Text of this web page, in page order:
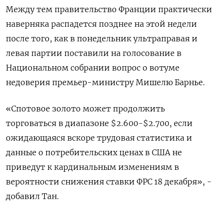
Между тем правительство Франции практически
наверняка распадется позднее на этой недели
после того, как в понедельник ультраправая и
левая партии поставили на голосование в
Национальном собрании вопрос о вотуме
недоверия премьер-министру Мишелю Барнье.
«Спотовое золото может продолжить
торговаться в диапазоне $2.600-$2.700, если
ожидающаяся вскоре трудовая статистика и
данные о потребительских ценах в США не
приведут к кардинальным изменениям в
вероятности снижения ставки ФРС 18 декабря», -
добавил Тан.